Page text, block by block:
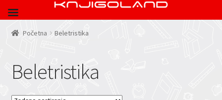
Početna Beletristika
Beletristika